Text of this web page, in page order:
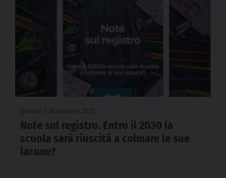
Note sul registro. Entro il 2030 la
scuola sarà riuscità a colmare le sue
lacune?